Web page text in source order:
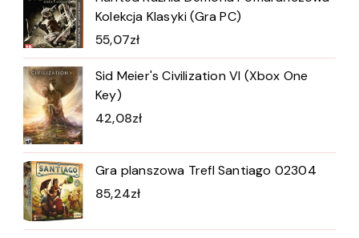
Kolekcja Klasyki (Gra PC)
55,07zł
Sid Meier's Civilization VI (Xbox One
Key)
42,08zł
Gra planszowa Trefl Santiago 02304
85,24zł